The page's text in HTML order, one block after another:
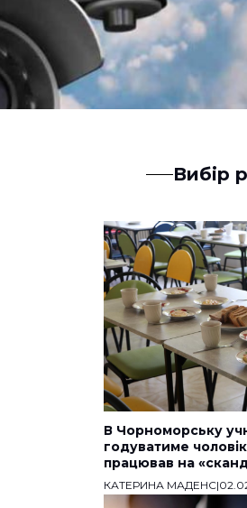
Вибір
В Чорноморську
годуватиме
працював на
КАТЕРИНА МАДЕНС|